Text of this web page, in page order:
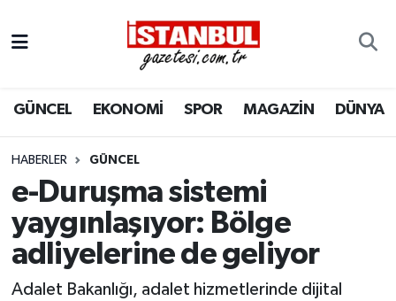
GÜNCEL EKONOMİ SPOR MAGAZİN DÜNYA
HABERLER GÜNCEL
e-Duruşma sistemi
yaygınlaşıyor: Bölge
adliyelerine de geliyor
Adalet Bakanlığı, adalet hizmetlerinde dijital
EKONOMİ
İSTANBUL
DÜNYA
SPOR
MAGAZİN
Nöbetçi Eczaneler
Hava Durumu
Trafik Durumu
Süper Lig Puan Durumu ve Fikstür
Tüm Manşetler
Son Dakika Haberleri